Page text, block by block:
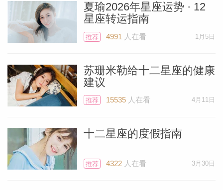
Miller）
夏瑜2026年星座运势 · 12
星座转运指南
推荐 4991 人在看 1月5日
苏珊米勒给十二星座的健康
建议
推荐 15535人在看 4月11日
十二星座的度假指南
推荐 4322人在看 3月30日